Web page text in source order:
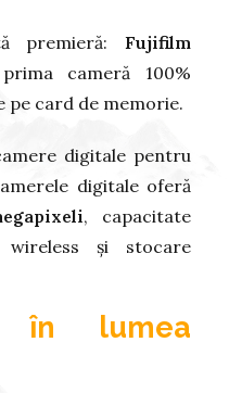
premieră: Fujifilm
cameră 100%
pe card de memorie.
digitale pentru
digitale oferă
, capacitate
wireless și stocare
în lumea